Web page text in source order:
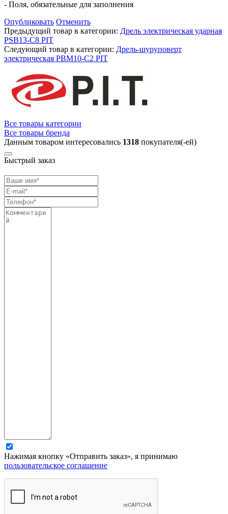
- Поля, обязательные для заполнения
Опубликовать Отменить
Предыдущий товар в категории: Дрель электрическая ударная
PSB13-C8 PIT
Следующий товар в категории: Дрель-шуруповерт
электрическая PBM10-C2 PIT
Все товары категории
Все товары бренда
Данным товаром интересовались 1318 покупателя(-ей)
Быстрый заказ
Нажимая кнопку «Отправить заказ», я принимаю
пользовательское соглашение